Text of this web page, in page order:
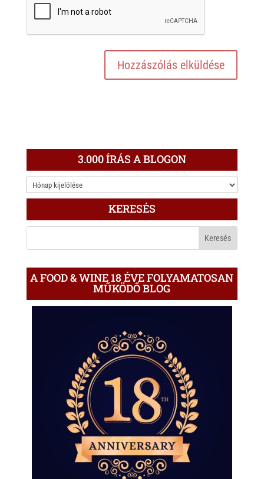
3.000 ÍRÁS A BLOGON
3.000
ÍRÁS
KERESÉS
A FOOD & WINE 18 ÉVE FOLYAMATOSAN
MŰKÖDŐ BLOG